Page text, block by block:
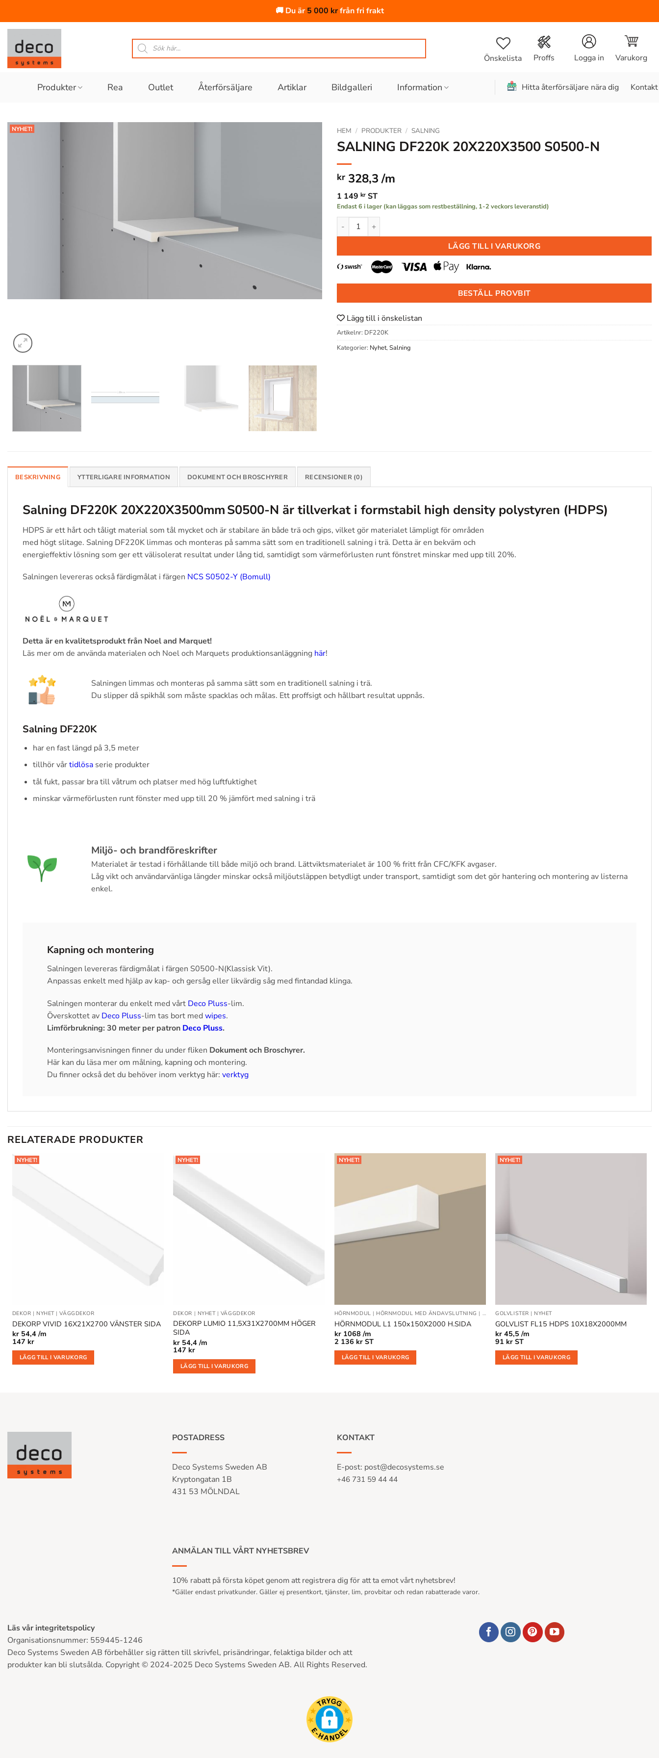
🚚 Du är5 000 krfrån fri frakt
Skip
content
Produktsökning
Önskelista Proffs Logga in Varukorg
Produkter Rea Outlet Återförsäljare Artiklar Bildgalleri Information Hitta återförsäljare nära dig Kontakt
NYHET! HEM / PRODUKTER / SALNING
SALNING DF220K 20X220X3500 S0500-N
kr 328,3 /m
1 149 kr ST
Endast 6 i lager (kan läggas som restbeställning, 1-2 veckors leveranstid)
SALNING DF220K 20X220X3500 S0500-N mängd
LÄGG TILL I VARUKORG
BESTÄLL PROVBIT
Lägg till i önskelistan
Artikelnr: DF220K
Kategorier: Nyhet, Salning
BESKRIVNING YTTERLIGARE INFORMATION DOKUMENT OCH BROSCHYRER RECENSIONER (0)
Salning DF220K 20X220X3500mm S0500-N är tillverkat i formstabil high density polystyren (HDPS)
HDPS är ett hårt och tåligt material som tål mycket och är stabilare än både trä och gips, vilket gör materialet lämpligt för områden
med högt slitage. Salning DF220K limmas och monteras på samma sätt som en traditionell salning i trä. Detta är en bekväm och
energieffektiv lösning som ger ett välisolerat resultat under lång tid, samtidigt som värmeförlusten runt fönstret minskar med upp till 20%.
Salningen levereras också färdigmålat i färgen NCS S0502-Y (Bomull)
Detta är en kvalitetsprodukt från Noel and Marquet!
Läs mer om de använda materialen och Noel och Marquets produktionsanläggning här!
Salningen limmas och monteras på samma sätt som en traditionell salning i trä.
Du slipper då spikhål som måste spacklas och målas. Ett proffsigt och hållbart resultat uppnås.
Salning DF220K
har en fast längd på 3,5 meter
tillhör vårtidlösaserie produkter
tål fukt, passar bra till våtrum och platser med hög luftfuktighet
minskar värmeförlusten runt fönster med upp till 20 % jämfört med salning i trä
Miljö- och brandföreskrifter
Materialet är testad i förhållande till både miljö och brand. Lättviktsmaterialet är 100 % fritt från CFC/KFK avgaser.
Låg vikt och användarvänliga längder minskar också miljöutsläppen betydligt under transport, samtidigt som det gör hantering och montering av listerna
enkel.
Kapning och montering
Salningen levereras färdigmålat i färgen S0500-N(Klassisk Vit).
Anpassas enkelt med hjälp av kap- och gersåg eller likvärdig såg med fintandad klinga.
Salningen monterar du enkelt med vårt Deco Pluss-lim.
Överskottet av Deco Pluss-lim tas bort med wipes.
Limförbrukning: 30 meter per patron Deco Pluss.
Monteringsanvisningen finner du under fliken Dokument och Broschyrer.
Här kan du läsa mer om målning, kapning och montering.
Du finner också det du behöver inom verktyg här: verktyg
RELATERADE PRODUKTER
NYHET!
DEKOR | NYHET|VÄGGDEKOR
DEKORP VIVID 16X21X2700 VÄNSTER SIDA
kr54,4 /m
147 kr
LÄGG TILL I VARUKORG
NYHET!
DEKOR | NYHET| VÄGGDEKOR
DEKORP LUMIO 11,5X31X2700MM HÖGER
SIDA
kr 54,4 /m
147 kr
LÄGG TILL I VARUKORG
NYHET!
Lägg till
HÖRNMODUL | HÖRNMODUL MED ÄNDAVSLUTNING | NYHET
HÖRNMODUL L1 150x150X2000 H.SIDA
kr1068 /m
2 136 kr ST
LÄGG TILL I VARUKORG
NYHET!
GOLVLISTER | NYHET
GOLVLIST FL15 HDPS 10X18X2000MM
kr 45,5 /m
91 kr ST
LÄGG TILL I VARUKORG
POSTADRESS
Deco Systems Sweden AB
Kryptongatan 1B
431 53 MÖLNDAL
KONTAKT
E-post: post@decosystems.se
+46 731 59 44 44
ANMÄLAN TILL VÅRT NYHETSBREV
10% rabatt på första köpet genom att registrera dig för att ta emot vårt nyhetsbrev!
*Gäller endast privatkunder. Gäller ej presentkort, tjänster, lim, provbitar och redan rabatterade varor.
Läs vår integritetspolicy
Organisationsnummer: 559445-1246
Deco Systems Sweden AB förbehåller sig rätten till skrivfel, prisändringar, felaktiga bilder och att
produkter kan bli slutsålda. Copyright © 2024-2025 Deco Systems Sweden AB. All Rights Reserved.